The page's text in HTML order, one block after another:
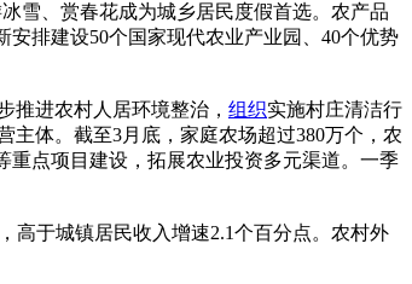
雪、赏春花成为城乡居民度假首选。农产品
排建设50个国家现代农业产业园、40个优势
推进农村人居环境整治， 组织实施村庄清洁行
体。截至3月底，家庭农场超过380万个，农
重点项目建设，拓展农业投资多元渠道。一季
高于城镇居民收入增速2.1个百分点。农村外